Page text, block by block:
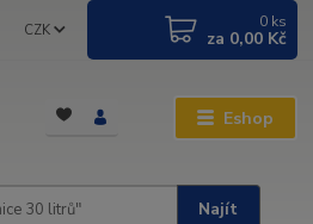
Eshop
CZK
Najít
0 ks
za 0,00 Kč